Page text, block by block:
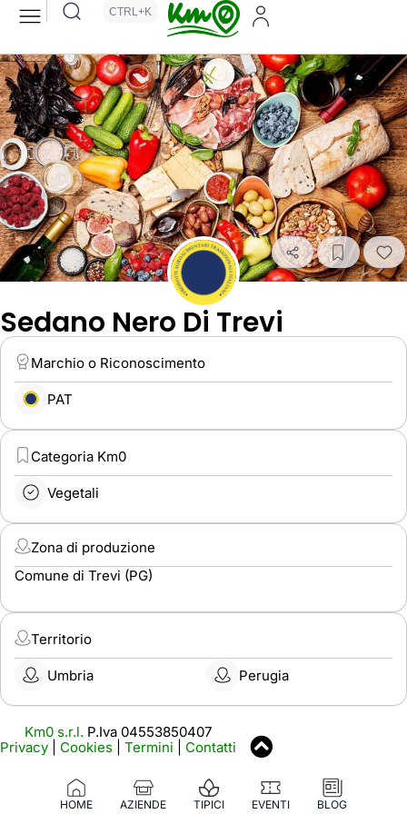
CTRL+K
HOME AZIENDE TIPICI EVENTI BLOG
Sedano Nero Di Trevi
Marchio o Riconoscimento
PAT
Categoria Km0
Vegetali
Zona di produzione
Comune di Trevi (PG)
Territorio
Umbria Perugia
Km0 s.r.l. P.Iva 04553850407
Privacy
Cookies Termini Contatti